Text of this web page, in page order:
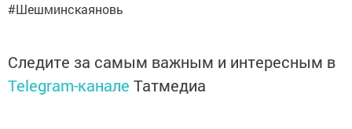
#Шешминскаяновь
Следите за самым важным и интересным в
Telegram-канале Татмедиа